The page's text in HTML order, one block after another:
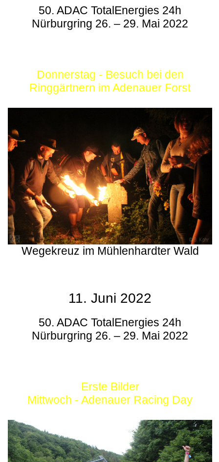
50. ADAC TotalEnergies 24h
Nürburgring 26. – 29. Mai 2022
Donnerstag - Besuch bei den
Ringgärtnern im Adenauer Forst
Wegekreuz im Mühlenhardter Wald
11. Juni 2022
50. ADAC TotalEnergies 24h
Nürburgring 26. – 29. Mai 2022
Erste Bilder
Mittwoch - Adenauer Racing Day